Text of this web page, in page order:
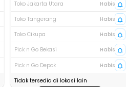
Toko Jakarta Utara
Habis
Toko Tangerang
Habis
Toko Cikupa
Habis
Pick n Go Bekasi
Habis
Pick n Go Depok
Habis
Tidak tersedia di lokasi lain